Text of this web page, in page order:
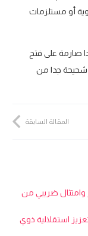
أدوية أو مستلزمات
صارمة على فتح
شحيحة جدا من
المقالة السابقة
وامتثال ضريبي من
استقلالية ذوي